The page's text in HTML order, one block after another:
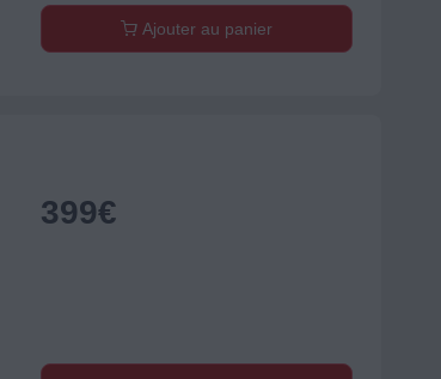
Ajouter au panier
399€